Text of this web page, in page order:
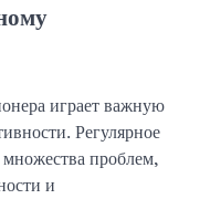
играет важную
Регулярное
множества проблем,
и